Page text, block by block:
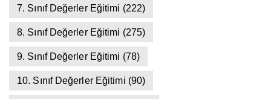
7. Sınıf Değerler Eğitimi (222)
8. Sınıf Değerler Eğitimi (275)
9. Sınıf Değerler Eğitimi (78)
10. Sınıf Değerler Eğitimi (90)